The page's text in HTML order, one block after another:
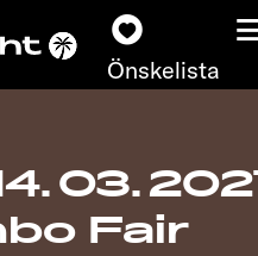
Önskelista
03.
Fair